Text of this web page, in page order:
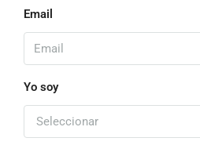
Email
Yo soy
Seleccionar